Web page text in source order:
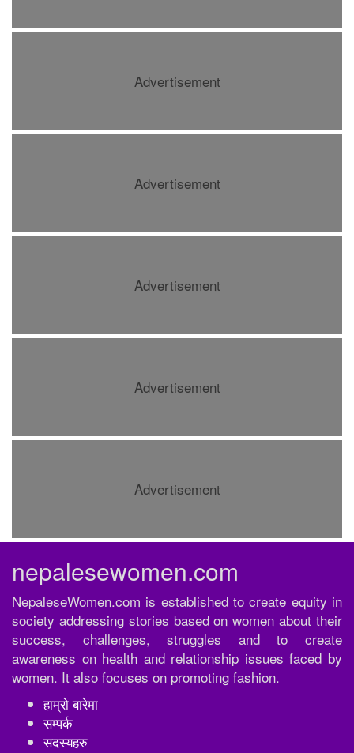
Advertisement
Advertisement
Advertisement
Advertisement
Advertisement
nepalesewomen.com
NepaleseWomen.com is established to create equity in
society addressing stories based on women about their
success, challenges, struggles and to create
awareness on health and relationship issues faced by
women. It also focuses on promoting fashion.
हाम्रो बारेमा
सम्पर्क
सदस्यहरु